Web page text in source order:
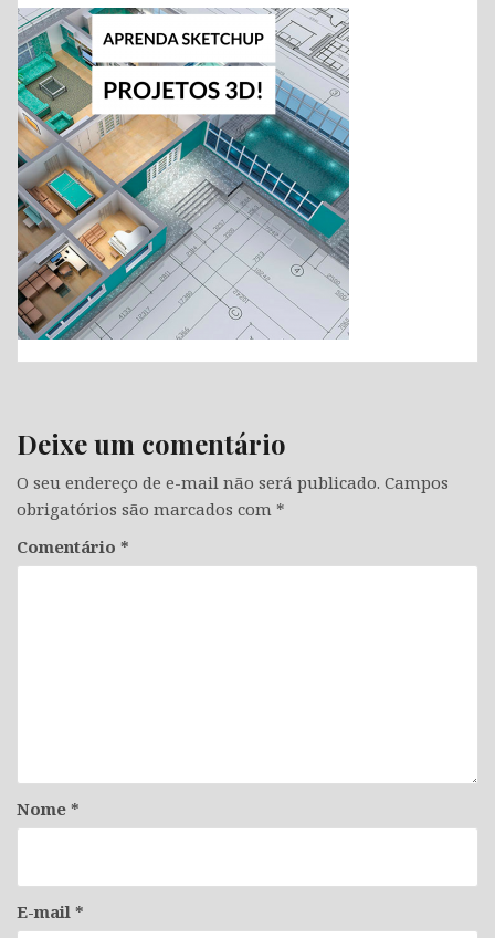
Deixe um comentário
O seu endereço de e-mail não será publicado. Campos
obrigatórios são marcados com *
Comentário *
Nome *
E-mail *